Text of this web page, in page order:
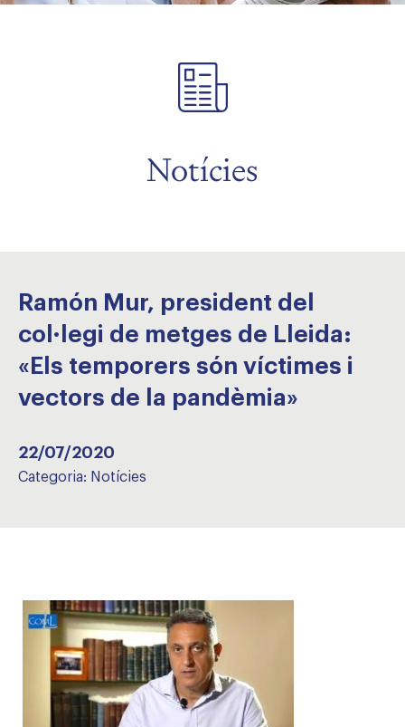
Notícies
Ramón Mur, president del
col·legi de metges de Lleida:
«Els temporers són víctimes i
vectors de la pandèmia»
22/07/2020
Categoria: Notícies